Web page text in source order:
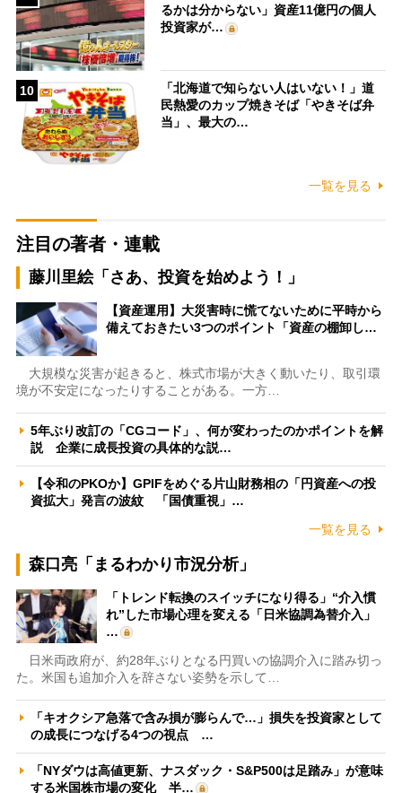
るかは分からない」資産11億円の個人
投資家が…
10
「北海道で知らない人はいない！」道
民熱愛のカップ焼きそば「やきそば弁
当」、最大の…
一覧を見る
注目の著者・連載
藤川里絵「さあ、投資を始めよう！」
【資産運用】大災害時に慌てないために平時から
備えておきたい3つのポイント「資産の棚卸し…
大規模な災害が起きると、株式市場が大きく動いたり、取引環
境が不安定になったりすることがある。一方…
5年ぶり改訂の「CGコード」、何が変わったのかポイントを解
説 企業に成長投資の具体的な説…
【令和のPKOか】GPIFをめぐる片山財務相の「円資産への投
資拡大」発言の波紋 「国債重視」…
一覧を見る
森口亮「まるわかり市況分析」
「トレンド転換のスイッチになり得る」“介入慣
れ”した市場心理を変える「日米協調為替介入」
…
日米両政府が、約28年ぶりとなる円買いの協調介入に踏み切っ
た。米国も追加介入を辞さない姿勢を示して…
「キオクシア急落で含み損が膨らんで…」損失を投資家として
の成長につなげる4つの視点 …
「NYダウは高値更新、ナスダック・S&P500は足踏み」が意味
する米国株市場の変化 半…